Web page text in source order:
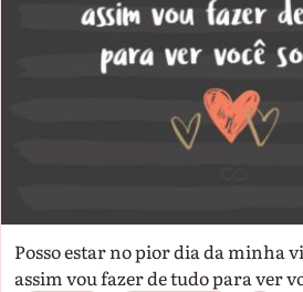
Posso estar no pior dia da minha
assim vou fazer de tudo para ver